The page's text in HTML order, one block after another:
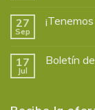
27
Sep
17
Jul
Boletín